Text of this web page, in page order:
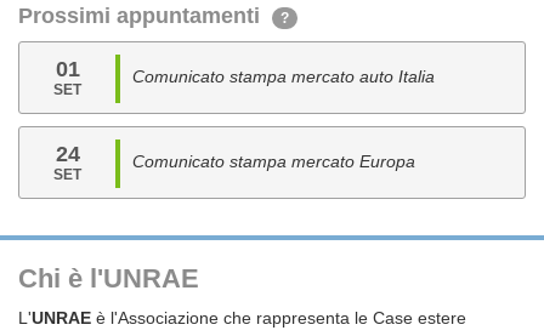
Prossimi appuntamenti ?
01
SET
Comunicato stampa mercato auto Italia
24
SET
Comunicato stampa mercato Europa
Chi è l'UNRAE
L'UNRAE è l'Associazione che rappresenta le Case estere